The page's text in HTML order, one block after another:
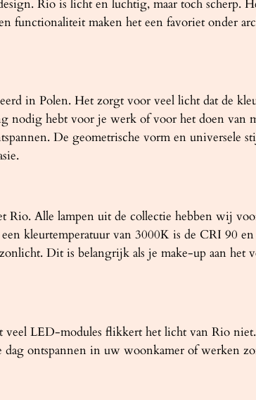
a
l
Rio is licht en luchtig, maar toch scherp.
functionaliteit maken het een favoriet onder
in Polen. Het zorgt voor veel licht dat de
nodig hebt voor je werk of voor het doen van
De geometrische vorm en universele
Rio. Alle lampen uit de collectie hebben wij
kleurtemperatuur van 3000K is de CRI 90
Dit is belangrijk als je make-up aan het
LED-modules flikkert het licht van Rio
ontspannen in uw woonkamer of werken